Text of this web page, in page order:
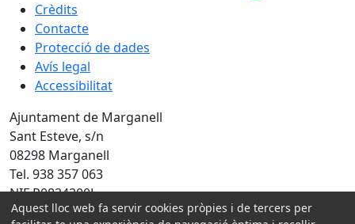
Crèdits
Contacte
Protecció de dades
Avís legal
Accessibilitat
Ajuntament de Marganell
Sant Esteve, s/n
08298 Marganell
Tel. 938 357 063
NIF P0824200J
Aquest lloc web fa servir cookies pròpies i de tercers per